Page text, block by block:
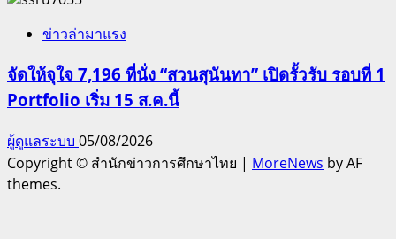
ข่าวล่ามาแรง
จัดให้จุใจ 7,196 ที่นั่ง “สวนสุนันทา” เปิดรั้วรับ รอบที่ 1
Portfolio เริ่ม 15 ส.ค.นี้
ผู้ดูแลระบบ 05/08/2026
Copyright © สำนักข่าวการศึกษาไทย | MoreNews by AF
themes.